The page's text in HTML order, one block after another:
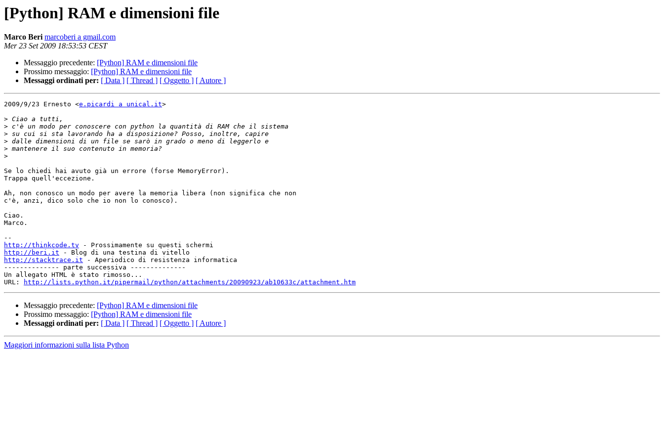
[Python] RAM e dimensioni file
Marco Beri marcoberi a gmail.com
Mer 23 Set 2009 18:53:53 CEST
Messaggio precedente: [Python] RAM e dimensioni file
Prossimo messaggio: [Python] RAM e dimensioni file
Messaggi ordinati per: [ Data ] [ Thread ] [ Oggetto ] [ Autore ]
2009/9/23 Ernesto <e.picardi a unical.it>
>
>
>
>
>
>
Se lo chiedi hai avuto già un errore (forse MemoryError).
Trappa quell'eccezione.
Ah, non conosco un modo per avere la memoria libera (non significa che non
c'è, anzi, dico solo che io non lo conosco).
Ciao.
Marco.
http://thinkcode.tv
http://beri.it
http://stacktrace.it - Aperiodico di resistenza informatica
-------------- parte successiva --------------
Un allegato HTML è stato rimosso...
URL:
http://lists.python.it/pipermail/python/attachments/20090923/ab10633c/attachment.htm
Messaggio precedente: [Python] RAM e dimensioni file
Prossimo messaggio: [Python] RAM e dimensioni file
Messaggi ordinati per: [ Data ] [ Thread ] [ Oggetto ] [ Autore ]
Maggiori informazioni sulla lista Python